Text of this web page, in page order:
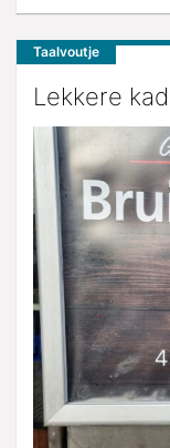
Taalvoutje
Lekkere